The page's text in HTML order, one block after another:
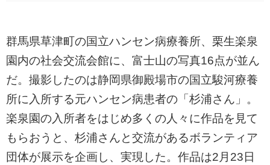
群馬県草津町の国立ハンセン病療養所、栗生楽泉
園内の社会交流会館に、富士山の写真16点が並ん
だ。撮影したのは静岡県御殿場市の国立駿河療養
所に入所する元ハンセン病患者の「杉浦さん」。
楽泉園の入所者をはじめ多くの人々に作品を見て
もらおうと、杉浦さんと交流があるボランティア
団体が展示を企画し、実現した。作品は2月23日